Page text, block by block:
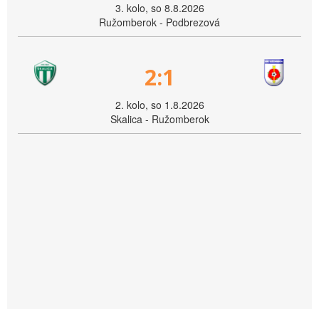
3. kolo, so 8.8.2026
Ružomberok - Podbrezová
2:1
2. kolo, so 1.8.2026
Skalica - Ružomberok